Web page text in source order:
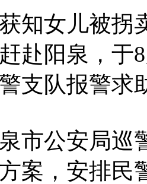
女儿被拐卖
赴阳泉，于
支队报警求
公安局巡警
案，安排民